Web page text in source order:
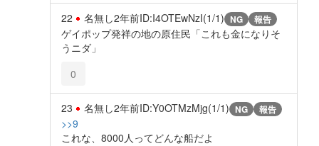
22 名無し2年前ID:I4OTEwNzI(1/1) NG 報告
ゲイポップ発祥の地の原住民「これも金になりそ
うニダ」
0
23 名無し2年前ID:Y0OTMzMjg(1/1) NG 報告
>>9
これな、8000人ってどんな船だよ